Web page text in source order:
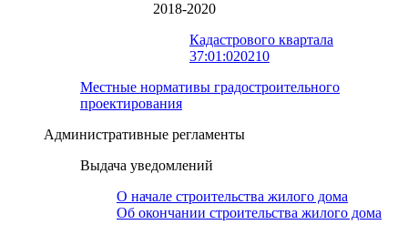
2018-2020
Кадастрового квартала
37:01:020210
Местные нормативы градостроительного
проектирования
Административные регламенты
Выдача уведомлений
О начале строительства жилого дома
Об окончании строительства жилого дома